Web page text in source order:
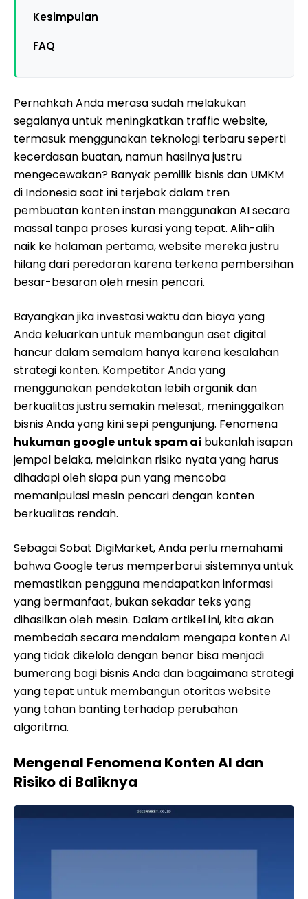
Kesimpulan
FAQ
Pernahkah Anda merasa sudah melakukan
segalanya untuk meningkatkan traffic website,
termasuk menggunakan teknologi terbaru seperti
kecerdasan buatan, namun hasilnya justru
mengecewakan? Banyak pemilik bisnis dan UMKM
di Indonesia saat ini terjebak dalam tren
pembuatan konten instan menggunakan AI secara
massal tanpa proses kurasi yang tepat. Alih-alih
naik ke halaman pertama, website mereka justru
hilang dari peredaran karena terkena pembersihan
besar-besaran oleh mesin pencari.
Bayangkan jika investasi waktu dan biaya yang
Anda keluarkan untuk membangun aset digital
hancur dalam semalam hanya karena kesalahan
strategi konten. Kompetitor Anda yang
menggunakan pendekatan lebih organik dan
berkualitas justru semakin melesat, meninggalkan
bisnis Anda yang kini sepi pengunjung. Fenomena
hukuman google untuk spam ai bukanlah isapan
jempol belaka, melainkan risiko nyata yang harus
dihadapi oleh siapa pun yang mencoba
memanipulasi mesin pencari dengan konten
berkualitas rendah.
Sebagai Sobat DigiMarket, Anda perlu memahami
bahwa Google terus memperbarui sistemnya untuk
memastikan pengguna mendapatkan informasi
yang bermanfaat, bukan sekadar teks yang
dihasilkan oleh mesin. Dalam artikel ini, kita akan
membedah secara mendalam mengapa konten AI
yang tidak dikelola dengan benar bisa menjadi
bumerang bagi bisnis Anda dan bagaimana strategi
yang tepat untuk membangun otoritas website
yang tahan banting terhadap perubahan
algoritma.
Mengenal Fenomena Konten AI dan
Risiko di Baliknya